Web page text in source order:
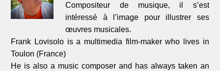
Compositeur de musique, il s’est
intéressé à l’image pour illustrer ses
œuvres musicales.
Frank Lovisolo is a multimedia film-maker who lives in
Toulon (France)
He is also a music composer and has always taken an